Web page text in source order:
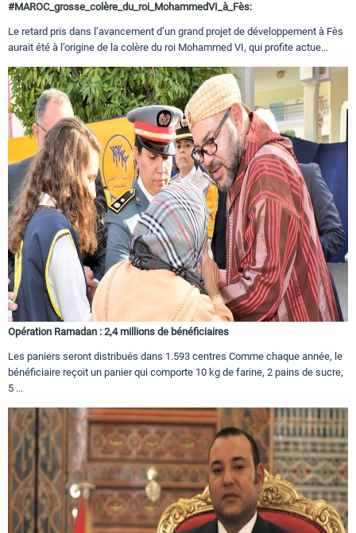
#MAROC_grosse_colère_du_roi_MohammedVI_à_Fès:
Le retard pris dans l’avancement d’un grand projet de développement à Fès
aurait été à l’origine de la colère du roi Mohammed VI, qui profite actue...
Opération Ramadan : 2,4 millions de bénéficiaires
Les paniers seront distribués dans 1.593 centres Comme chaque année, le
bénéficiaire reçoit un panier qui comporte 10 kg de farine, 2 pains de sucre,
5 ...